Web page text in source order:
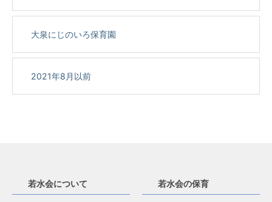
大泉にじのいろ保育園
2021年8月以前
若水会について 若水会の保育